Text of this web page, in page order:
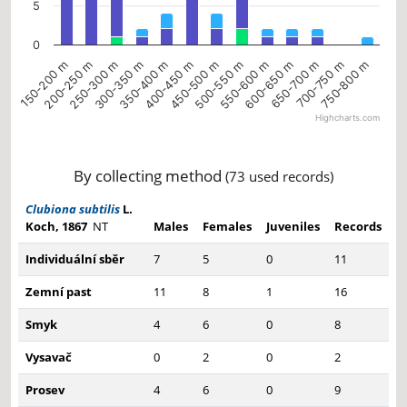
150-200 m
200-250 m
250-300 m
300-350 m
350-400 m
400-450 m
450-500 m
500-550 m
550-600 m
600-650 m650-700 m700-750 m
750-800 m
0
5
Highcharts.com
By collecting method (73 used records)
Clubiona subtilis L.
Koch, 1867 NT Males Females Juveniles
Records
Individuální sběr
7 5 0
11
Zemní past
11 8 1
16
Smyk
4 6 0
8
Vysavač
0 2 0
2
Prosev
4 6 0 9